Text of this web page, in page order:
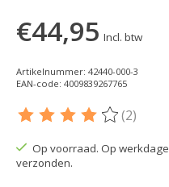
€44,95 Incl. btw
Artikelnummer: 42440-000-3
EAN-code: 4009839267765
De beoordeling van dit
(2)
Op voorraad. Op
verzonden.